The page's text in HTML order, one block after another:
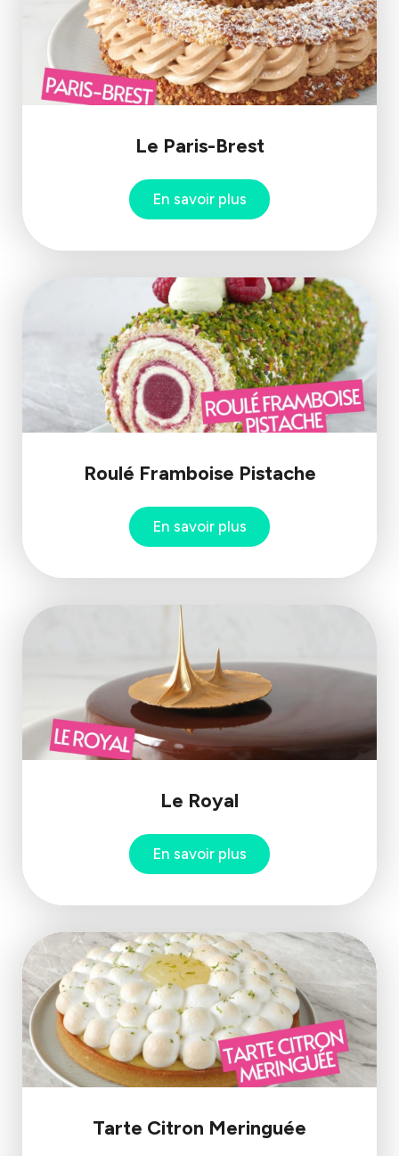
Le Paris-Brest
En savoir plus
Roulé Framboise Pistache
En savoir plus
Le Royal
En savoir plus
Tarte Citron Meringuée